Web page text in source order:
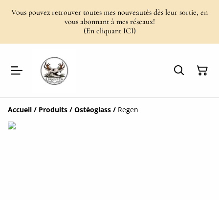
Vous pouvez retrouver toutes mes nouveautés dès leur sortie, en
vous abonnant à mes réseaux!
(En cliquant ICI)
Accueil / Produits / Ostéoglass / Regen